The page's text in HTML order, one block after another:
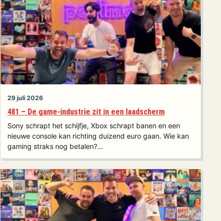
29 juli 2026
481 – De game-industrie zit in een laadscherm
Sony schrapt het schijfje, Xbox schrapt banen en een
nieuwe console kan richting duizend euro gaan. Wie kan
gaming straks nog betalen?…